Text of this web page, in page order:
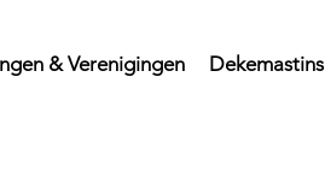
& Verenigingen Dekemastins